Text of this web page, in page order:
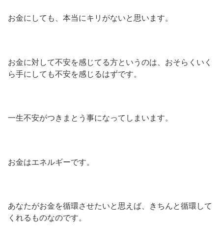
お金にしても、本当にキリがないと思います。
お金に対して不安を感じてる方というのは、おそらくいく
ら手にしても不安を感じるはずです。
一生不安がつきまとう事になってしまいます。
お金はエネルギーです。
あなたがお金を循環させたいと思えば、きちんと循環して
くれるものなのです。